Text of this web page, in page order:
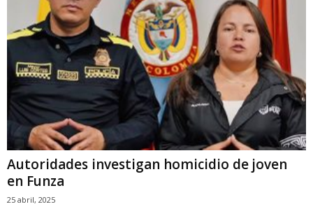
Autoridades investigan homicidio de joven
en Funza
25 abril, 2025